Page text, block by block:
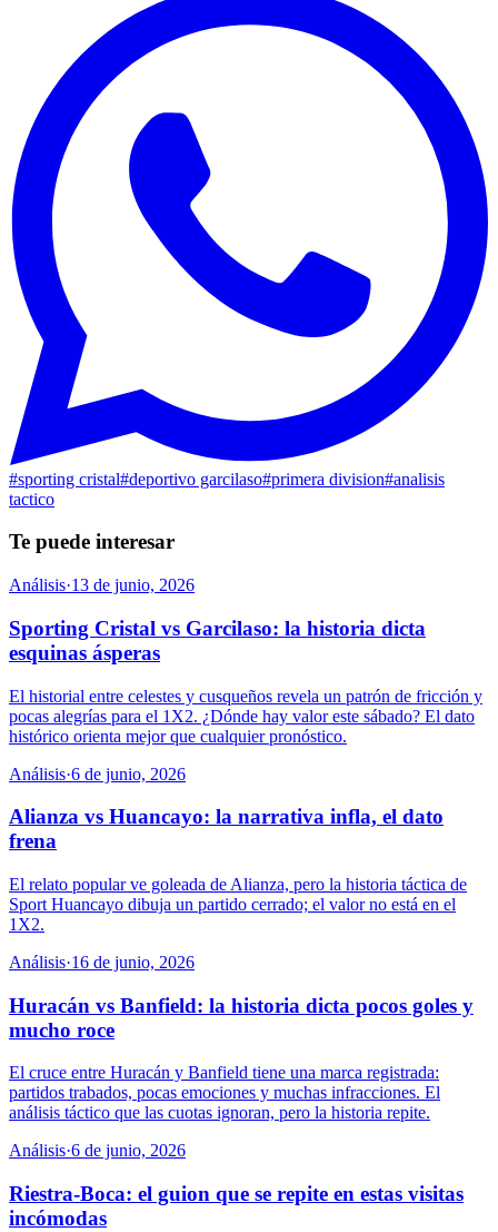
#sporting cristal#deportivo garcilaso#primera division#analisis
tactico
Te puede interesar
Análisis·13 de junio, 2026
Sporting Cristal vs Garcilaso: la historia dicta
esquinas ásperas
El historial entre celestes y cusqueños revela un patrón de fricción y
pocas alegrías para el 1X2. ¿Dónde hay valor este sábado? El dato
histórico orienta mejor que cualquier pronóstico.
Análisis·6 de junio, 2026
Alianza vs Huancayo: la narrativa infla, el dato
frena
El relato popular ve goleada de Alianza, pero la historia táctica de
Sport Huancayo dibuja un partido cerrado; el valor no está en el
1X2.
Análisis·16 de junio, 2026
Huracán vs Banfield: la historia dicta pocos goles y
mucho roce
El cruce entre Huracán y Banfield tiene una marca registrada:
partidos trabados, pocas emociones y muchas infracciones. El
análisis táctico que las cuotas ignoran, pero la historia repite.
Análisis·6 de junio, 2026
Riestra-Boca: el guion que se repite en estas visitas
incómodas